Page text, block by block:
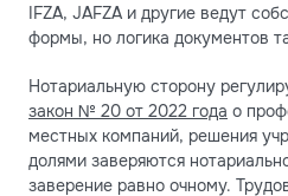
IFZA, JAFZA и другие ведут
формы, но логика документов
Нотариальную сторону
закон № 20 от 2022 года о
местных компаний, решения
долями заверяются
заверение равно очному.